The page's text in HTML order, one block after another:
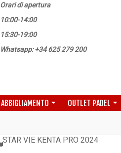
Orari di apertura
10:00-14:00
15:30-19:00
Whatsapp: +34 625 279 200
ABBIGLIAMENTO OUTLET PADEL
STAR VIE KENTA PRO 2024